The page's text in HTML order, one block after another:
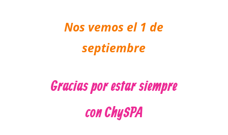
Nos vemos el 1 de
septiembre
Gracias por estar siempre
con ChySPA